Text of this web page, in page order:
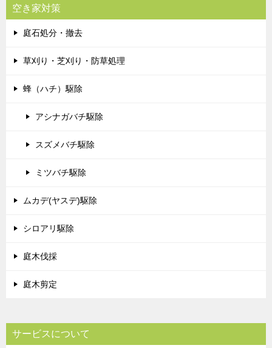
空き家対策
庭石処分・撤去
草刈り・芝刈り・防草処理
蜂（ハチ）駆除
アシナガバチ駆除
スズメバチ駆除
ミツバチ駆除
ムカデ(ヤスデ)駆除
シロアリ駆除
庭木伐採
庭木剪定
サービスについて